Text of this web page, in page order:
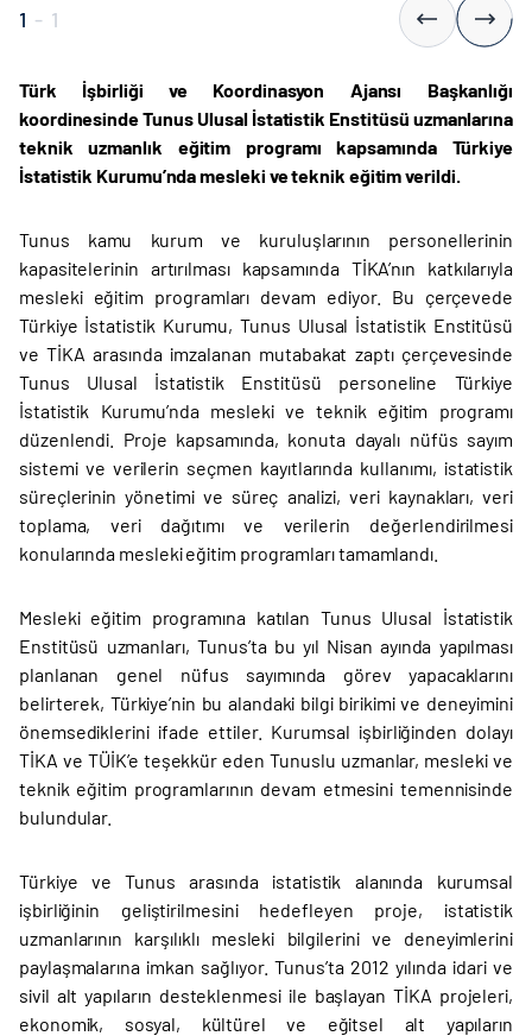
1 - 1
Türk İşbirliği ve Koordinasyon Ajansı Başkanlığı
koordinesinde Tunus Ulusal İstatistik Enstitüsü uzmanlarına
teknik uzmanlık eğitim programı kapsamında Türkiye
İstatistik Kurumu’nda mesleki ve teknik eğitim verildi.
Tunus kamu kurum ve kuruluşlarının personellerinin
kapasitelerinin artırılması kapsamında TİKA’nın katkılarıyla
mesleki eğitim programları devam ediyor. Bu çerçevede
Türkiye İstatistik Kurumu, Tunus Ulusal İstatistik Enstitüsü
ve TİKA arasında imzalanan mutabakat zaptı çerçevesinde
Tunus Ulusal İstatistik Enstitüsü personeline Türkiye
İstatistik Kurumu’nda mesleki ve teknik eğitim programı
düzenlendi. Proje kapsamında, konuta dayalı nüfüs sayım
sistemi ve verilerin seçmen kayıtlarında kullanımı, istatistik
süreçlerinin yönetimi ve süreç analizi, veri kaynakları, veri
toplama, veri dağıtımı ve verilerin değerlendirilmesi
konularında mesleki eğitim programları tamamlandı.
Mesleki eğitim programına katılan Tunus Ulusal İstatistik
Enstitüsü uzmanları, Tunus’ta bu yıl Nisan ayında yapılması
planlanan genel nüfus sayımında görev yapacaklarını
belirterek, Türkiye’nin bu alandaki bilgi birikimi ve deneyimini
önemsediklerini ifade ettiler. Kurumsal işbirliğinden dolayı
TİKA ve TÜİK’e teşekkür eden Tunuslu uzmanlar, mesleki ve
teknik eğitim programlarının devam etmesini temennisinde
bulundular.
Türkiye ve Tunus arasında istatistik alanında kurumsal
işbirliğinin geliştirilmesini hedefleyen proje, istatistik
uzmanlarının karşılıklı mesleki bilgilerini ve deneyimlerini
paylaşmalarına imkan sağlıyor. Tunus’ta 2012 yılında idari ve
sivil alt yapıların desteklenmesi ile başlayan TİKA projeleri,
ekonomik, sosyal, kültürel ve eğitsel alt yapıların